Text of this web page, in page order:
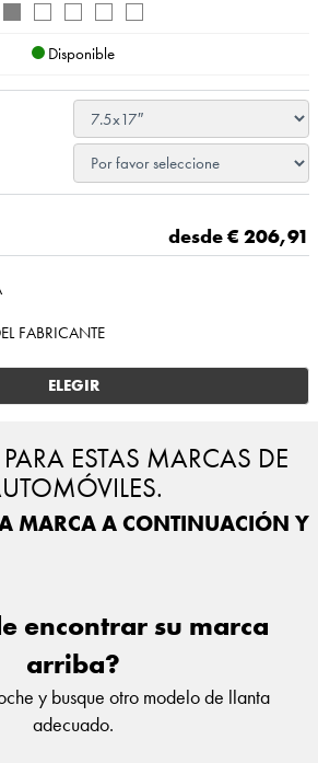
Disponible
desde €206,91
FABRICANTE
ELEGIR
ESTAS MARCAS DE
MARCA A CONTINUACIÓN Y
encontrar su marca
arriba?
y busque otro modelo de llanta
adecuado.